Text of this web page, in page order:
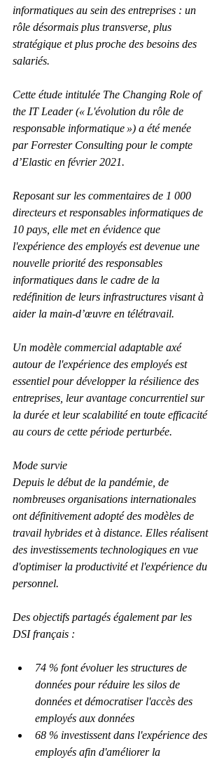
informatiques au sein des entreprises : un
rôle désormais plus transverse, plus
stratégique et plus proche des besoins des
salariés.
Cette étude intitulée The Changing Role of
the IT Leader (« L'évolution du rôle de
responsable informatique ») a été menée
par Forrester Consulting pour le compte
d’Elastic en février 2021.
Reposant sur les commentaires de 1 000
directeurs et responsables informatiques de
10 pays, elle met en évidence que
l'expérience des employés est devenue une
nouvelle priorité des responsables
informatiques dans le cadre de la
redéfinition de leurs infrastructures visant à
aider la main-d’œuvre en télétravail.
Un modèle commercial adaptable axé
autour de l'expérience des employés est
essentiel pour développer la résilience des
entreprises, leur avantage concurrentiel sur
la durée et leur scalabilité en toute efficacité
au cours de cette période perturbée.
Mode survie
Depuis le début de la pandémie, de
nombreuses organisations internationales
ont définitivement adopté des modèles de
travail hybrides et à distance. Elles réalisent
des investissements technologiques en vue
d'optimiser la productivité et l'expérience du
personnel.
Des objectifs partagés également par les
DSI français :
74 % font évoluer les structures de
données pour réduire les silos de
données et démocratiser l'accès des
employés aux données
68 % investissent dans l'expérience des
employés afin d'améliorer la